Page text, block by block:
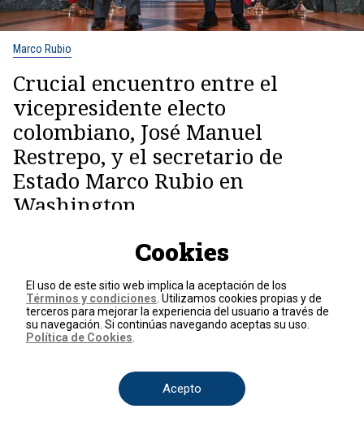
Marco Rubio
Crucial encuentro entre el
vicepresidente electo
colombiano, José Manuel
Restrepo, y el secretario de
Estado Marco Rubio en
Washington
Ciclismo
La historia de pedalista latino
que conquistó el podio en el
Tour de Francia: de ser sacado
por un helicóptero herido a
Robots
Cookies
El uso de este sitio web implica la aceptación de los
Términos y condiciones . Utilizamos cookies propias y de
terceros para mejorar la experiencia del usuario a través de
su navegación. Si continúas navegando aceptas su uso.
Política de Cookies
Acepto